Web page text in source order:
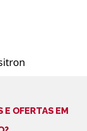
E OFERTAS EM